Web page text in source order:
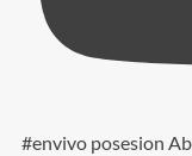
#envivo posesion